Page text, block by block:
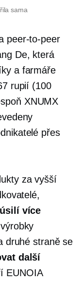
sama
peer-to-peer
De, která
a farmáře
rupií (100
XNUMX
přes
za vyšší
více
druhé straně se
další
EUNOIA